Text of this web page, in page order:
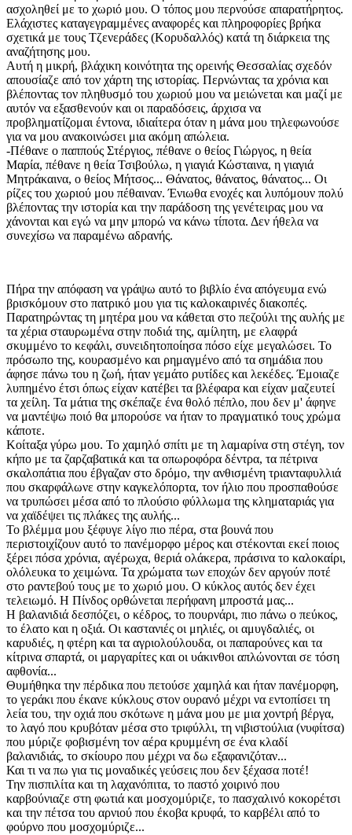
ασχοληθεί με το χωριό μου. Ο τόπος μου περνούσε απαρατήρητος.
Ελάχιστες καταγεγραμμένες αναφορές και πληροφορίες βρήκα
σχετικά με τους Τζενεράδες (Κορυδαλλός) κατά τη διάρκεια της
αναζήτησης μου.
Αυτή η μικρή, βλάχικη κοινότητα της ορεινής Θεσσαλίας σχεδόν
απουσίαζε από τον χάρτη της ιστορίας. Περνώντας τα χρόνια και
βλέποντας τον πληθυσμό του χωριού μου να μειώνεται και μαζί με
αυτόν να εξασθενούν και οι παραδόσεις, άρχισα να
προβληματίζομαι έντονα, ιδιαίτερα όταν η μάνα μου τηλεφωνούσε
για να μου ανακοινώσει μια ακόμη απώλεια.
-Πέθανε ο παππούς Στέργιος, πέθανε ο θείος Γιώργος, η θεία
Μαρία, πέθανε η θεία Τσιβούλω, η γιαγιά Κώσταινα, η γιαγιά
Μητράκαινα, ο θείος Μήτσος... Θάνατος, θάνατος, θάνατος... Οι
ρίζες του χωριού μου πέθαιναν. Ένιωθα ενοχές και λυπόμουν πολύ
βλέποντας την ιστορία και την παράδοση της γενέτειρας μου να
χάνονται και εγώ να μην μπορώ να κάνω τίποτα. Δεν ήθελα να
συνεχίσω να παραμένω αδρανής.
Πήρα την απόφαση να γράψω αυτό το βιβλίο ένα απόγευμα ενώ
βρισκόμουν στο πατρικό μου για τις καλοκαιρινές διακοπές.
Παρατηρώντας τη μητέρα μου να κάθεται στο πεζούλι της αυλής με
τα χέρια σταυρωμένα στην ποδιά της, αμίλητη, με ελαφρά
σκυμμένο το κεφάλι, συνειδητοποίησα πόσο είχε μεγαλώσει. Το
πρόσωπο της, κουρασμένο και ρημαγμένο από τα σημάδια που
άφησε πάνω του η ζωή, ήταν γεμάτο ρυτίδες και λεκέδες. Έμοιαζε
λυπημένο έτσι όπως είχαν κατέβει τα βλέφαρα και είχαν μαζευτεί
τα χείλη. Τα μάτια της σκέπαζε ένα θολό πέπλο, που δεν μ' άφηνε
να μαντέψω ποιό θα μπορούσε να ήταν το πραγματικό τους χρώμα
κάποτε.
Κοίταξα γύρω μου. Το χαμηλό σπίτι με τη λαμαρίνα στη στέγη, τον
κήπο με τα ζαρζαβατικά και τα οπωροφόρα δέντρα, τα πέτρινα
σκαλοπάτια που έβγαζαν στο δρόμο, την ανθισμένη τριανταφυλλιά
που σκαρφάλωνε στην καγκελόπορτα, τον ήλιο που προσπαθούσε
να τρυπώσει μέσα από το πλούσιο φύλλωμα της κληματαριάς για
να χαϊδέψει τις πλάκες της αυλής...
Το βλέμμα μου ξέφυγε λίγο πιο πέρα, στα βουνά που
περιστοιχίζουν αυτό το πανέμορφο μέρος και στέκονται εκεί ποιος
ξέρει πόσα χρόνια, αγέρωχα, θεριά ολάκερα, πράσινα το καλοκαίρι,
ολόλευκα το χειμώνα. Τα χρώματα των εποχών δεν αργούν ποτέ
στο ραντεβού τους με το χωριό μου. Ο κύκλος αυτός δεν έχει
τελειωμό. Η Πίνδος ορθώνεται περήφανη μπροστά μας...
Η βαλανιδιά δεσπόζει, ο κέδρος, το πουρνάρι, πιο πάνω ο πεύκος,
το έλατο και η οξιά. Οι καστανιές οι μηλιές, οι αμυγδαλιές, οι
καρυδιές, η φτέρη και τα αγριολούλουδα, οι παπαρούνες και τα
κίτρινα σπαρτά, οι μαργαρίτες και οι υάκινθοι απλώνονται σε τόση
αφθονία...
Θυμήθηκα την πέρδικα που πετούσε χαμηλά και ήταν πανέμορφη,
το γεράκι που έκανε κύκλους στον ουρανό μέχρι να εντοπίσει τη
λεία του, την οχιά που σκότωνε η μάνα μου με μια χοντρή βέργα,
το λαγό που κρυβόταν μέσα στο τριφύλλι, τη νιβιστούλια (νυφίτσα)
που μύριζε φοβισμένη τον αέρα κρυμμένη σε ένα κλαδί
βαλανιδιάς, το σκίουρο που μέχρι να δω εξαφανιζόταν...
Και τι να πω για τις μοναδικές γεύσεις που δεν ξέχασα ποτέ!
Την πισπιλίτα και τη λαχανόπιτα, το παστό χοιρινό που
καρβούνιαζε στη φωτιά και μοσχομύριζε, το πασχαλινό κοκορέτσι
και την πέτσα του αρνιού που έκοβα κρυφά, το καρβέλι από το
φούρνο που μοσχομύριζε...